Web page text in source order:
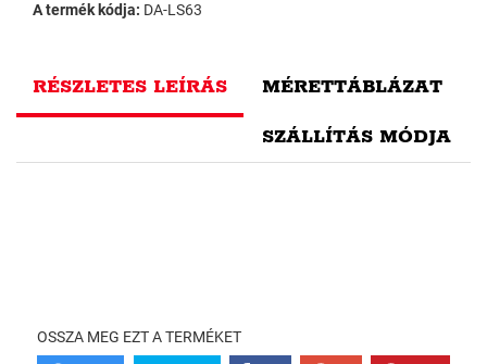
A termék kódja: DA-LS63
RÉSZLETES LEÍRÁS MÉRETTÁBLÁZAT
SZÁLLÍTÁS MÓDJA
OSSZA MEG EZT A TERMÉKET